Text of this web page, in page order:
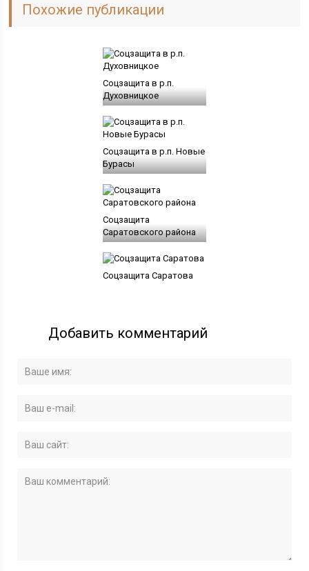
Похожие публикации
Соцзащита в р.п.
Духовницкое
Соцзащита в р.п. Новые
Бурасы
Соцзащита
Саратовского района
Соцзащита Саратова
Добавить комментарий